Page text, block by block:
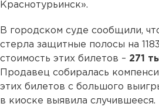
Краснотурьинск».
В городском суде сообщили,
стерла защитные полосы на
стоимость этих билетов – 271
Продавец собиралась
этих билетов с большого
в киоске выявила случившееся.